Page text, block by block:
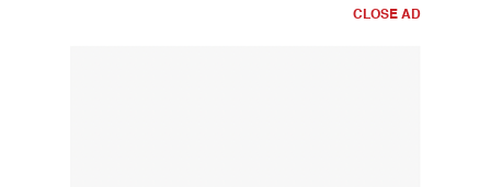
CLOSE AD